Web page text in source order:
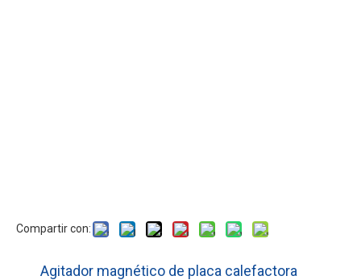
Compartir con:
Agitador magnético de placa calefactora